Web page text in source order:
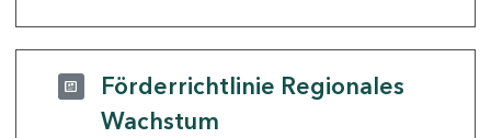
Förderrichtlinie Regionales
Wachstum